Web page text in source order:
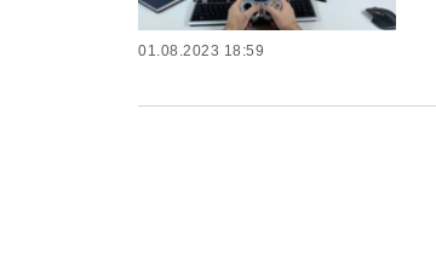
01.08.2023 18:59